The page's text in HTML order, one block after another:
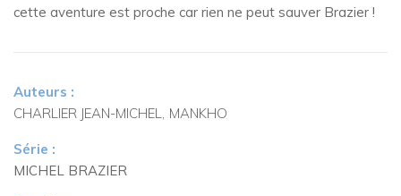
cette aventure est proche car rien ne peut sauver Brazier !
Auteurs :
CHARLIER JEAN-MICHEL
MANKHO
Série :
MICHEL BRAZIER